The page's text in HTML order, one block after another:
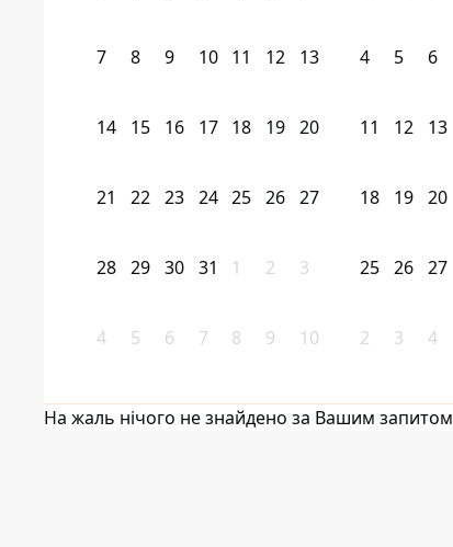
7 8 9 10 11 12 13
14 15 16 17 18 19 20
21 22 23 24 25 26 27
28 29 30 31 1 2 3
4 5 6 7 8 9 10
4 5 6
11 12 13
18 19 20
25 26 27
2 3 4
На жаль нічого не знайдено за Вашим запитом